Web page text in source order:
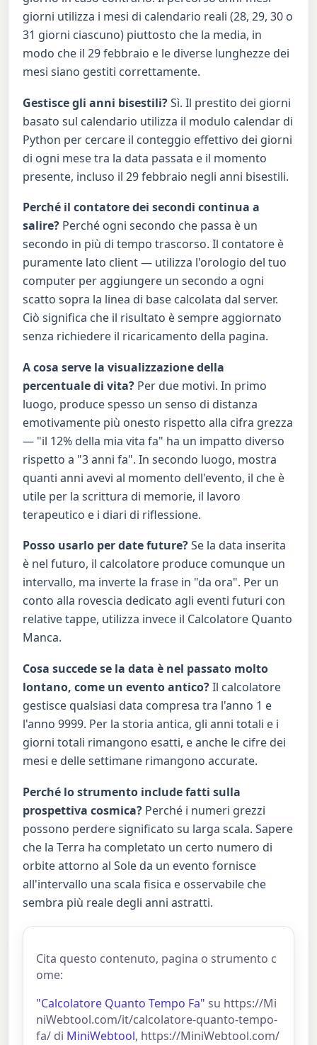
giorni utilizza i mesi di calendario reali (28, 29, 30 o
31 giorni ciascuno) piuttosto che la media, in
modo che il 29 febbraio e le diverse lunghezze dei
mesi siano gestiti correttamente.
Gestisce gli anni bisestili?Sì. Il prestito dei giorni
basato sul calendario utilizza il modulo calendar di
Python per cercare il conteggio effettivo dei giorni
di ogni mese tra la data passata e il momento
presente, incluso il 29 febbraio negli anni bisestili.
Perché il contatore dei secondi continua a
salire? Perché ogni secondo che passa è un
secondo in più di tempo trascorso. Il contatore è
puramente lato client — utilizza l'orologio del tuo
computer per aggiungere un secondo a ogni
scatto sopra la linea di base calcolata dal server.
Ciò significa che il risultato è sempre aggiornato
senza richiedere il ricaricamento della pagina.
A cosa serve la visualizzazione della
percentuale di vita? Per due motivi. In primo
luogo, produce spesso un senso di distanza
emotivamente più onesto rispetto alla cifra grezza
— "il 12% della mia vita fa" ha un impatto diverso
rispetto a "3 anni fa". In secondo luogo, mostra
quanti anni avevi al momento dell'evento, il che è
utile per la scrittura di memorie, il lavoro
terapeutico e i diari di riflessione.
Posso usarlo per date future?Se la data inserita
è nel futuro, il calcolatore produce comunque un
intervallo, ma inverte la frase in "da ora". Per un
conto alla rovescia dedicato agli eventi futuri con
relative tappe, utilizza invece il Calcolatore Quanto
Manca.
Cosa succede se la data è nel passato molto
lontano, come un evento antico?Il calcolatore
gestisce qualsiasi data compresa tra l'anno 1 e
l'anno 9999. Per la storia antica, gli anni totali e i
giorni totali rimangono esatti, e anche le cifre dei
mesi e delle settimane rimangono accurate.
Perché lo strumento include fatti sulla
prospettiva cosmica? Perché i numeri grezzi
possono perdere significato su larga scala. Sapere
che la Terra ha completato un certo numero di
orbite attorno al Sole da un evento fornisce
all'intervallo una scala fisica e osservabile che
sembra più reale degli anni astratti.
Cita questo contenuto, pagina o strumento c
ome:
"Calcolatore Quanto Tempo Fa" su https://Mi
niWebtool.com/it/calcolatore-quanto-tempo-
fa/ di MiniWebtool, https://MiniWebtool.com/